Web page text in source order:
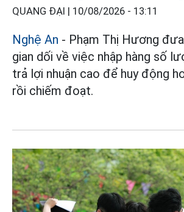
QUANG ĐẠI | 10/08/2026 - 13:11
Nghệ An - Phạm Thị Hương
gian dối về việc nhập hàng số
trả lợi nhuận cao để huy động
rồi chiếm đoạt.